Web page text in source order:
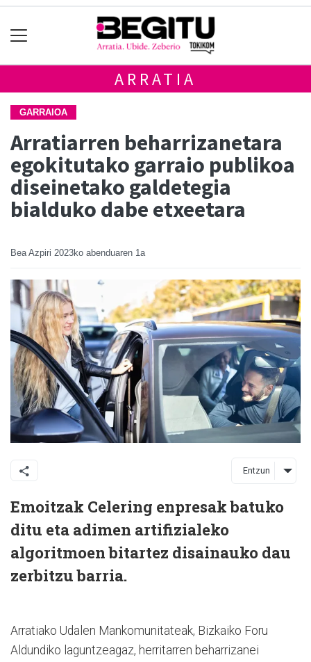
ARRATIA
GARRAIOA
Arratiarren beharrizanetara
egokitutako garraio publikoa
diseinetako galdetegia
bialduko dabe etxeetara
Bea Azpiri 2023ko abenduaren 1a
Entzun
Emoitzak Celering enpresak batuko
ditu eta adimen artifizialeko
algoritmoen bitartez disainauko dau
zerbitzu barria.
Arratiako Udalen Mankomunitateak, Bizkaiko Foru
Aldundiko laguntzeagaz, herritarren beharrizanei